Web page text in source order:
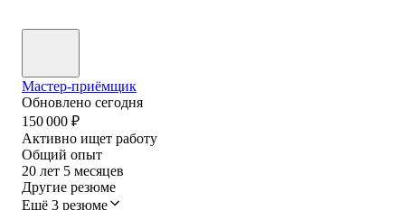
Мастер-приёмщик
Обновлено сегодня
150 000 ₽
Активно ищет работу
Общий опыт
20 лет 5 месяцев
Другие резюме
Ещё 3 резюме